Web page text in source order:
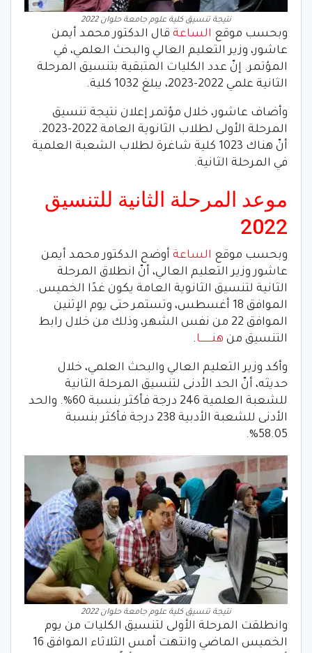
نتيجة تنسيق كلية علوم جامعة حلوان 2022
وبحسب موقع الساعة قال الدكتور محمد أيمن
عاشور، وزير التعليم العالي والبحث العلمي، في
المؤتمر. إنّ عدد الكليات المتبقية بتنسيق المرحلة
الثانية علمي 2022-2023، يبلغ 1032 كلية.
وأضاف عاشور، خلال مؤتمر إعلان نتيجة تنسيق
المرحلة الأولى لطلاب الثانوية العامة 2022-2023.
أنّ هناك 1023 كلية شاغرة لطلاب الشعبة العلمية
في المرحلة الثانية.
موعد المرحلة الثانية للتنسيق
2022
وبحسب موقع الساعة أوضح الدكتور محمد أيمن
عاشور وزير التعليم العالي، أنّ انطلاق المرحلة
الثانية لتنسيق الثانوية العامة يكون غدًا الخميس.
الموافق 18 أغسطس، وتستمر حتى يوم الإثنين
الموافق 22 من نفس الشهر، وذلك من خلال رابط
التنسيق من هنــــــــا.
وأكد وزير التعليم العالي والبحث العلمي، خلال
حديثه، أنّ الحد الأدنى لتنسيق المرحلة الثانية
للشعبة العلمية 246 درجة فأكثر بنسبة 60%. والحد
الأدنى للشعبة الأدبية 238 درجة فأكثر بنسبة
58.05%.
نتيجة تنسيق كلية علوم جامعة حلوان 2022
وانطلقت المرحلة الأولى لتنسيق الكليات من يوم
الخميس الماضي وانتهت أمس الثلاثاء الموافق 16